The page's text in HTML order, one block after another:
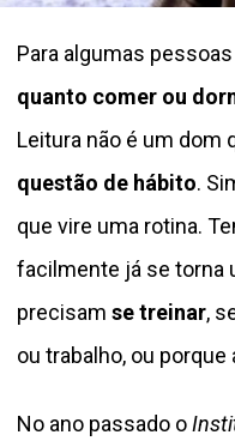
Para algumas
quanto comer ou
Leitura não é um dom
questão de hábito.
que vire uma rotina.
facilmente já se torna
precisam se treinar,
ou trabalho, ou
No ano passado o